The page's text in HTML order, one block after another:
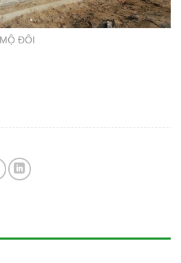
MỘ ĐÔI